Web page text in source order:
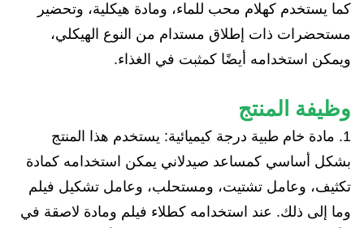
كما يستخدم كهلام محب للماء، ومادة هيكلية، وتحضير
مستحضرات ذات إطلاق مستدام من النوع الهيكلي،
ويمكن استخدامه أيضًا كمثبت في الغذاء.
وظيفة المنتج
1. مادة خام طبية درجة كيميائية: يستخدم هذا المنتج
بشكل أساسي كمساعد صيدلاني يمكن استخدامه كمادة
تكثيف، وعامل تشتيت، ومستحلب، وعامل تشكيل فيلم
وما إلى ذلك. عند استخدامه كطلاء فيلم ومادة لاصقة في